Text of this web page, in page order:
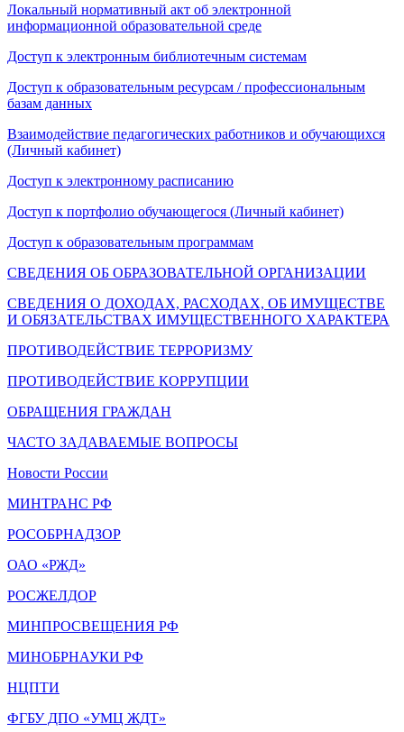
Локальный нормативный акт об электронной
информационной образовательной среде
Доступ к электронным библиотечным системам
Доступ к образовательным ресурсам / профессиональным
базам данных
Взаимодействие педагогических работников и обучающихся
(Личный кабинет)
Доступ к электронному расписанию
Доступ к портфолио обучающегося (Личный кабинет)
Доступ к образовательным программам
СВЕДЕНИЯ ОБ ОБРАЗОВАТЕЛЬНОЙ ОРГАНИЗАЦИИ
СВЕДЕНИЯ О ДОХОДАХ, РАСХОДАХ, ОБ ИМУЩЕСТВЕ
И ОБЯЗАТЕЛЬСТВАХ ИМУЩЕСТВЕННОГО ХАРАКТЕРА
ПРОТИВОДЕЙСТВИЕ ТЕРРОРИЗМУ
ПРОТИВОДЕЙСТВИЕ КОРРУПЦИИ
ОБРАЩЕНИЯ ГРАЖДАН
ЧАСТО ЗАДАВАЕМЫЕ ВОПРОСЫ
Новости России
МИНТРАНС РФ
РОСОБРНАДЗОР
ОАО «РЖД»
РОСЖЕЛДОР
МИНПРОСВЕЩЕНИЯ РФ
МИНОБРНАУКИ РФ
НЦПТИ
ФГБУ ДПО «УМЦ ЖДТ»